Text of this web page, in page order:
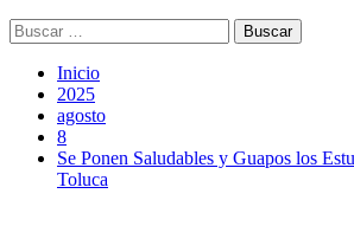
Buscar:
Inicio
2025
agosto
8
Se Ponen Saludables y Guapos los
Toluca